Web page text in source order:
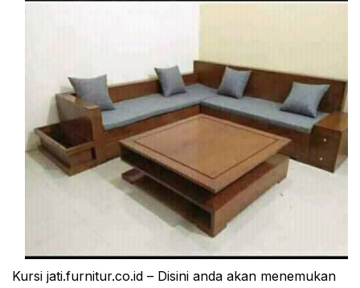
Kursi jati.furnitur.co.id – Disini anda akan menemukan